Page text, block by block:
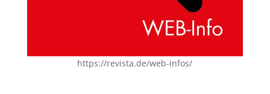
https://revista.de/web-infos/